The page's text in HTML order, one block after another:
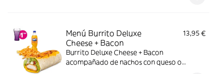
Menú Burrito Deluxe
Cheese + Bacon
13,95 €
Burrito Deluxe Cheese + Bacon
acompañado de nachos con queso o